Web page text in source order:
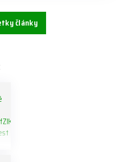
články